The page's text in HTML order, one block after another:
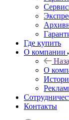
Где купить
О компании
О
Контакты